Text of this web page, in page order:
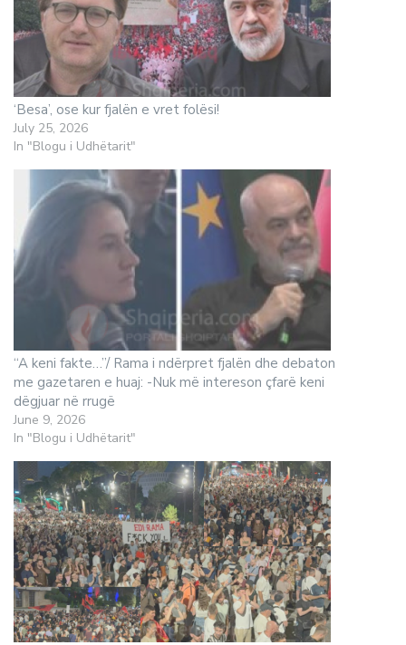
‘Besa’, ose kur fjalën e vret folësi!
July 25, 2026
In "Blogu i Udhëtarit"
“A keni fakte…”/ Rama i ndërpret fjalën dhe debaton
me gazetaren e huaj: -Nuk më intereson çfarë keni
dëgjuar në rrugë
June 9, 2026
In "Blogu i Udhëtarit"